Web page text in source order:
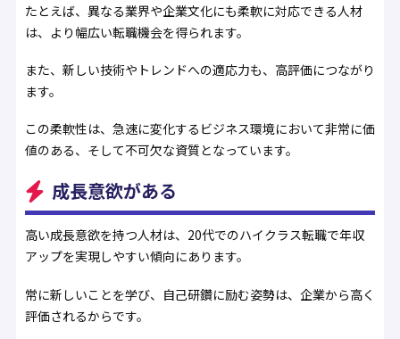
たとえば、異なる業界や企業文化にも柔軟に対応できる人材
は、より幅広い転職機会を得られます。
また、新しい技術やトレンドへの適応力も、高評価につながり
ます。
この柔軟性は、急速に変化するビジネス環境において非常に価
値のある、そして不可欠な資質となっています。
成長意欲がある
高い成長意欲を持つ人材は、20代でのハイクラス転職で年収
アップを実現しやすい傾向にあります。
常に新しいことを学び、自己研鑽に励む姿勢は、企業から高く
評価されるからです。